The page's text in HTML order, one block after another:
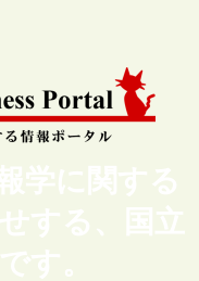
学に関する
する、国立
す。